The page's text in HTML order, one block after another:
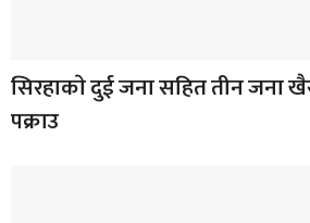
सिरहाकाे दुई जना सहित तीन जना
पक्राउ